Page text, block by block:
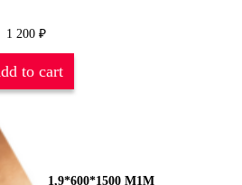
1 200 ₽
to cart
1,9*600*1500 М1М